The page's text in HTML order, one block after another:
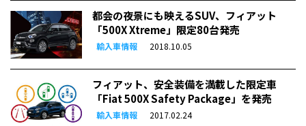
都会の夜景にも映えるSUV、フィアット
「500X Xtreme」限定80台発売
輸入車情報 2018.10.05
フィアット、安全装備を満載した限定車
「Fiat 500X Safety Package」を発売
輸入車情報 2017.02.24